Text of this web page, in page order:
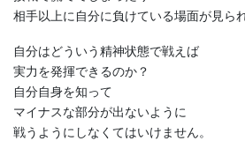
相手以上に自分に負けている場面が見ら
自分はどういう精神状態で戦えば
実力を発揮できるのか？
自分自身を知って
マイナスな部分が出ないように
戦うようにしなくてはいけません。